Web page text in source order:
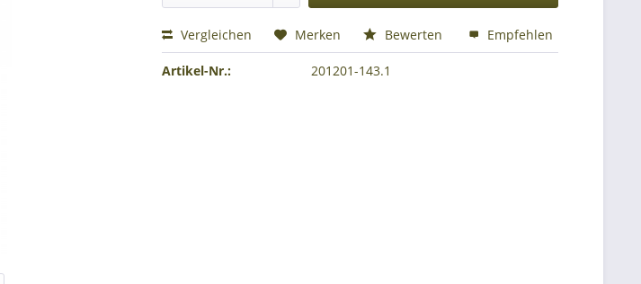
Vergleichen Merken Bewerten Empfehlen
Artikel-Nr.: 201201-143.1